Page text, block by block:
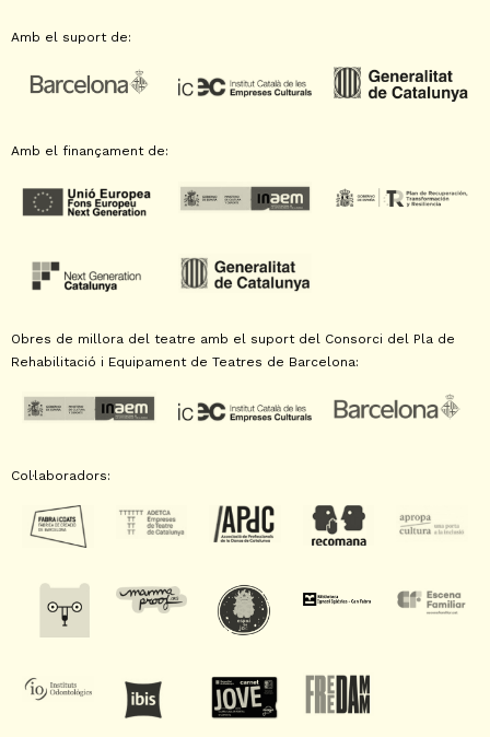
Amb el suport de:
Amb el finançament de:
Obres de millora del teatre amb el suport del Consorci del Pla de
Rehabilitació i Equipament de Teatres de Barcelona:
Col·laboradors: